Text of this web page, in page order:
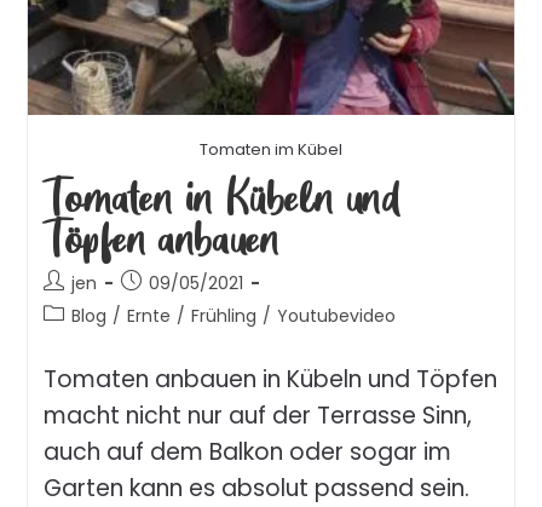
Tomaten im Kübel
Tomaten in Kübeln und
Töpfen anbauen
jen
09/05/2021
Blog / Ernte / Frühling / Youtubevideo
Tomaten anbauen in Kübeln und Töpfen
macht nicht nur auf der Terrasse Sinn,
auch auf dem Balkon oder sogar im
Garten kann es absolut passend sein.